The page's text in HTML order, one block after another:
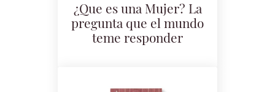
¿Que es una Mujer? La
pregunta que el mundo
teme responder